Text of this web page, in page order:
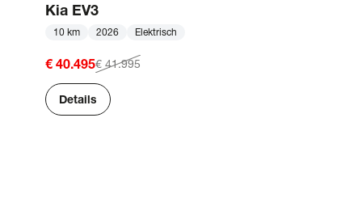
Kia EV3
10 km 2026 Elektrisch
€ 40.495€ 41.995
Details